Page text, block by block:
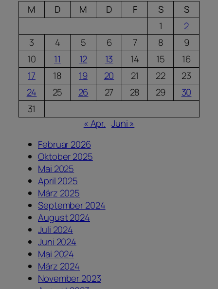
M
D M D F S
S
1
2
3
4 5 6 7 8
9
10
11 12 13 14 15
16
17
18 19 20 21 22
23
24
25 26 27 28 29
30
31
« Apr. Juni »
Februar 2026
Oktober 2025
Mai 2025
April 2025
März 2025
September 2024
August 2024
Juli 2024
Juni 2024
Mai 2024
März 2024
November 2023